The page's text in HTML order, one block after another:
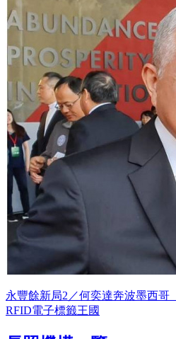
永豐餘新局2／何奕達奔波墨西
RFID電子標籤王國